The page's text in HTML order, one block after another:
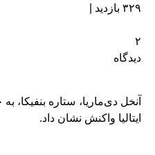
۳۲۹ بازدید |
۲
دیدگاه
آنخل دی‌ماریا، ستاره بنفیکا،
ایتالیا واکنش نشان داد.